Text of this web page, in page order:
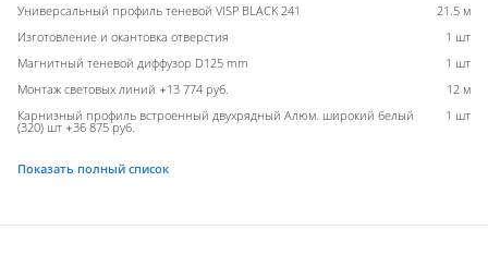
Универсальный профиль теневой VISP BLACK 241
21.5 м
Изготовление и окантовка отверстия
1 шт
Магнитный теневой диффузор D125 mm
1 шт
Монтаж световых линий +13 774 руб.
12 м
Карнизный профиль встроенный двухрядный Алюм. широкий белый
(320) шт +36 875 руб.
1 шт
Показать полный список